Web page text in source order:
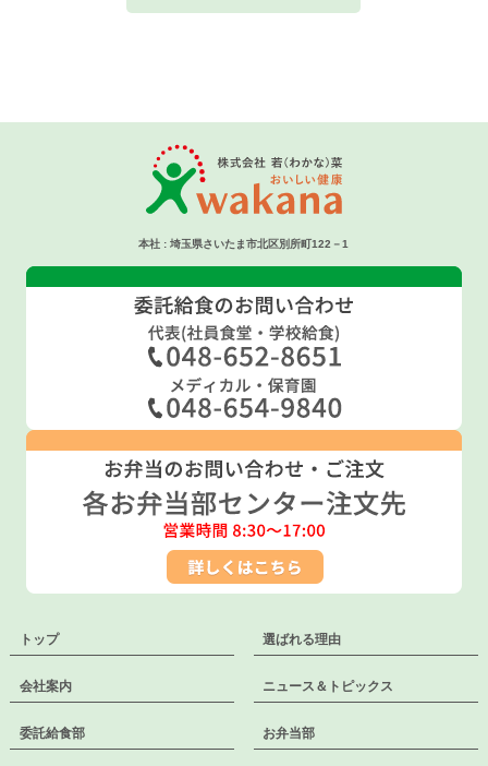
本社 : 埼玉県さいたま市北区別所町122－1
トップ 選ばれる理由
会社案内 ニュース＆トピックス
委託給食部 お弁当部